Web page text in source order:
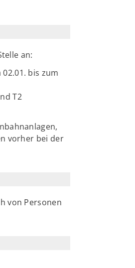
an:
bis zum
T2
vorher bei der
von Personen